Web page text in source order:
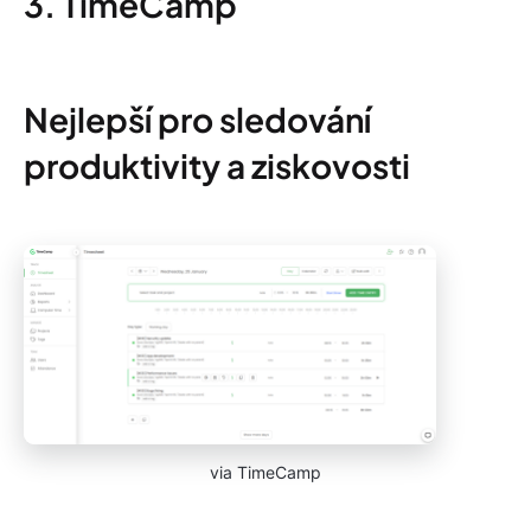
Nejlepší pro sledování
produktivity a ziskovosti
via TimeCamp